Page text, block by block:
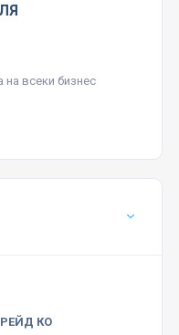
на всеки бизнес
КО